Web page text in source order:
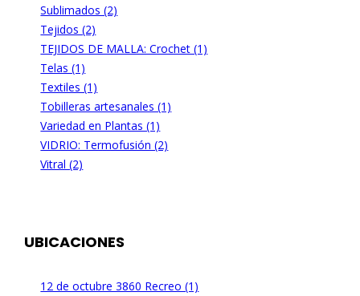
Sublimados (2)
Tejidos (2)
TEJIDOS DE MALLA: Crochet (1)
Telas (1)
Textiles (1)
Tobilleras artesanales (1)
Variedad en Plantas (1)
VIDRIO: Termofusión (2)
Vitral (2)
UBICACIONES
12 de octubre 3860 Recreo (1)